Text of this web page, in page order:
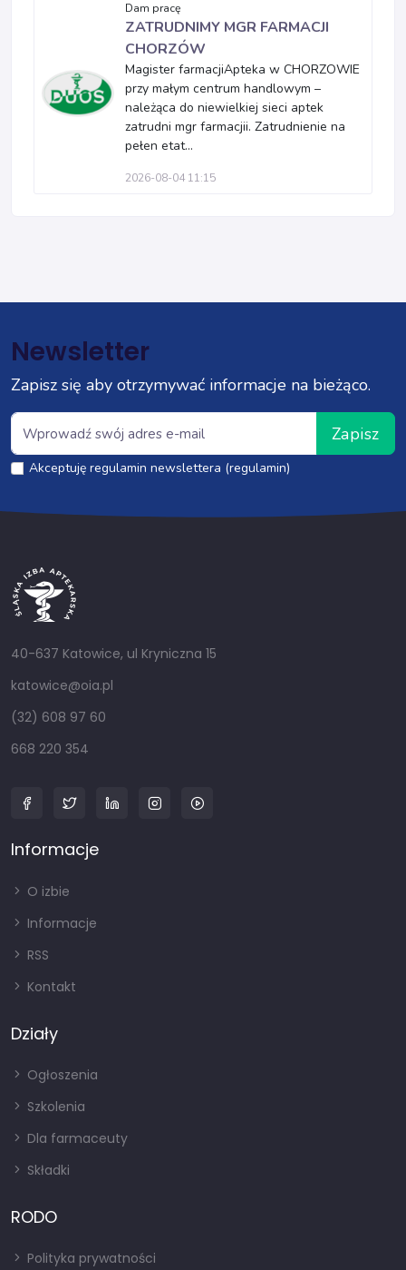
Dam pracę
ZATRUDNIMY MGR FARMACJI
CHORZÓW
Magister farmacjiApteka w CHORZOWIE
przy małym centrum handlowym –
należąca do niewielkiej sieci aptek
zatrudni mgr farmacjii. Zatrudnienie na
pełen etat...
2026-08-04 11:15
Newsletter
Zapisz się aby otrzymywać informacje na bieżąco.
Zapisz
Akceptuję regulamin newslettera (regulamin)
40-637 Katowice, ul Kryniczna 15
katowice@oia.pl
(32) 608 97 60
668 220 354
Informacje
O izbie
Informacje
RSS
Kontakt
Działy
Ogłoszenia
Szkolenia
Dla farmaceuty
Składki
RODO
Polityka prywatności